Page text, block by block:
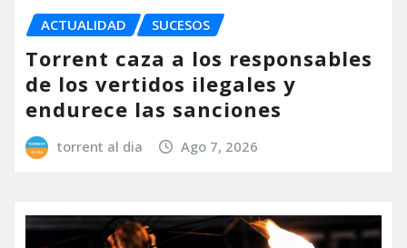
ACTUALIDAD SUCESOS
Torrent caza a los responsables
de los vertidos ilegales y
endurece las sanciones
torrent al dia Ago 7, 2026